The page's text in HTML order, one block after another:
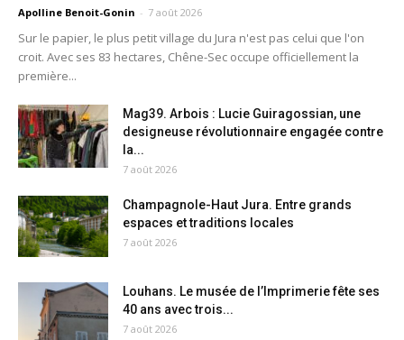
Apolline Benoit-Gonin - 7 août 2026
Sur le papier, le plus petit village du Jura n'est pas celui que l'on
croit. Avec ses 83 hectares, Chêne-Sec occupe officiellement la
première...
Mag39. Arbois : Lucie Guiragossian, une
designeuse révolutionnaire engagée contre
la...
7 août 2026
Champagnole-Haut Jura. Entre grands
espaces et traditions locales
7 août 2026
Louhans. Le musée de l’Imprimerie fête ses
40 ans avec trois...
7 août 2026